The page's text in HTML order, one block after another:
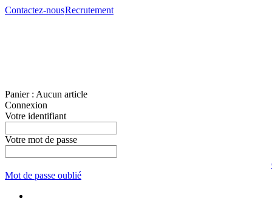
Contactez-nousRecrutement
Panier : Aucun article
Connexion
Votre identifiant
Votre mot de passe
Mot de passe oublié